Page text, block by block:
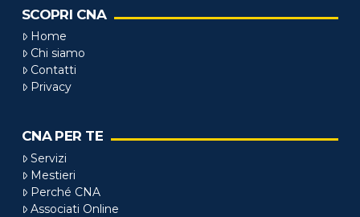
SCOPRI CNA
Home
Chi siamo
Contatti
Privacy
CNA PER TE
Servizi
Mestieri
Perché CNA
Associati Online